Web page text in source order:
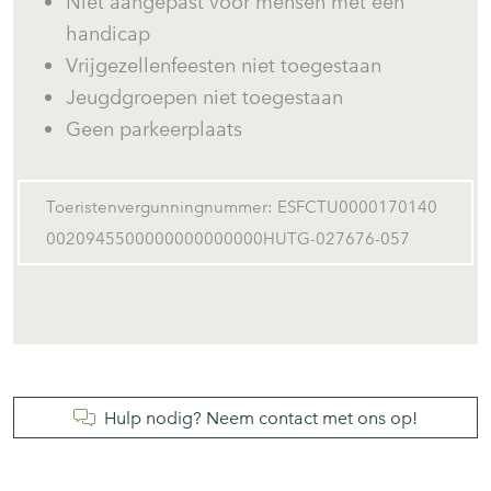
Wat maakt deze Appartement
bijzonder:
✔ Appartement in Begur
✔ Barbecue
✔ 3 slaapkamers
✔ 1 badkamer
✔ Volledig uitgeruste keuken
handicap
Vrijgezellenfeesten niet toegestaan
Jeugdgroepen niet toegestaan
Geen parkeerplaats
Toeristenvergunningnummer: ESFCTU0000170140
0020945500000000000000HUTG-027676-057
Hulp nodig? Neem contact met ons op!